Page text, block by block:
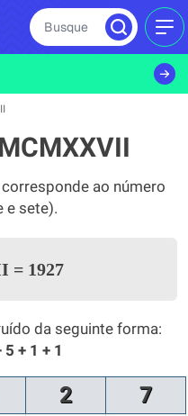
Busque
ao número
e sete).
=1927
da seguinte forma:
+ 1 + 1
2 7